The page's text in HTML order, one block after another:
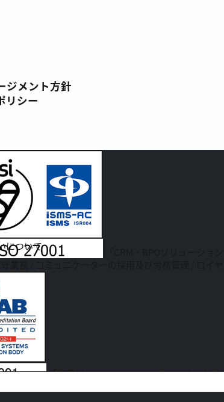
ジメント方針
リシー
について
入力
「文京ソリューションセンター、さいたま
務、割付関連業務、メディカルインフォメーション